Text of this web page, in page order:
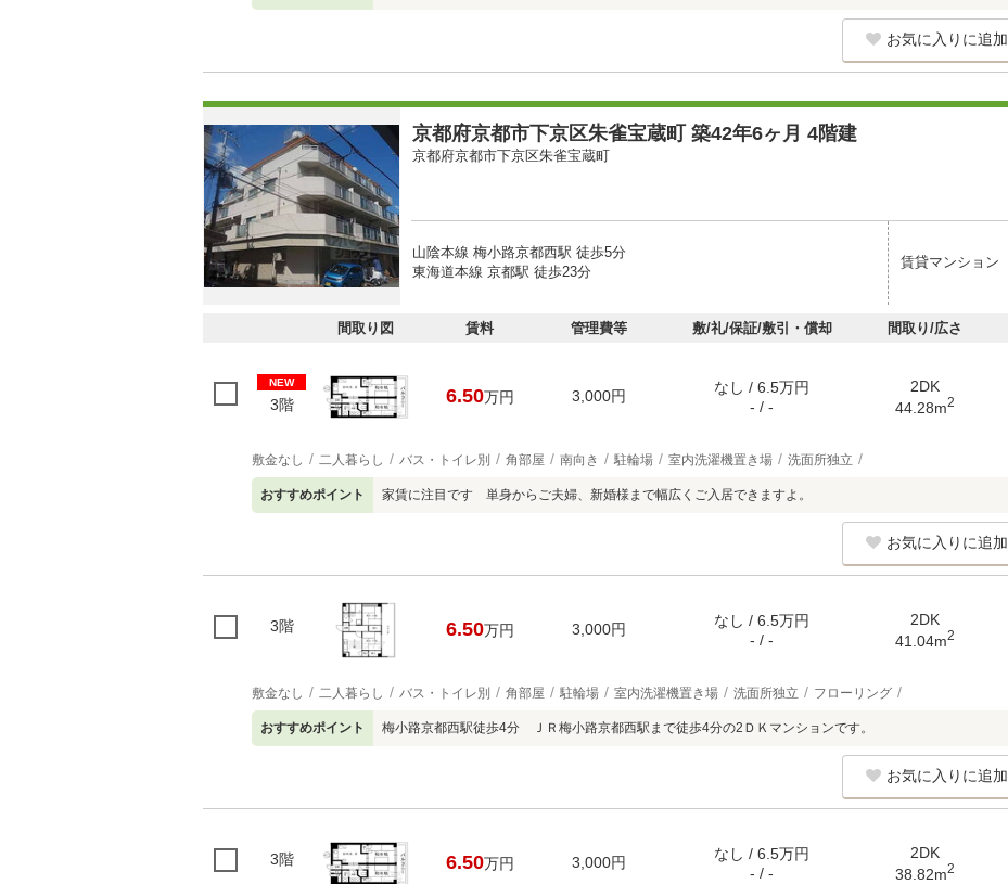
お気に入りに追加
京都府京都市下京区朱雀宝蔵町 築42年6ヶ月 4階建
京都府京都市下京区朱雀宝蔵町
山陰本線 梅小路京都西駅 徒歩5分
東海道本線 京都駅 徒歩23分
賃貸マンション
間取り図 賃料 管理費等 敷/礼/保証/敷引・償却 間取り/広さ
NEW
3階 6.50万円 3,000円
なし / 6.5万円
- / -
2DK
44.28m2
敷金なし 二人暮らし バス・トイレ別 角部屋 南向き 駐輪場 室内洗濯機置き場 洗面所独立
おすすめポイント 家賃に注目です 単身からご夫婦、新婚様まで幅広くご入居できますよ。
お気に入りに追加
3階 6.50万円 3,000円
なし / 6.5万円
- / -
2DK
41.04m2
敷金なし 二人暮らし バス・トイレ別 角部屋 駐輪場 室内洗濯機置き場 洗面所独立 フローリング
おすすめポイント 梅小路京都西駅徒歩4分 ＪＲ梅小路京都西駅まで徒歩4分の2ＤＫマンションです。
お気に入りに追加
3階 6.50万円 3,000円
なし / 6.5万円
- / -
2DK
38.82m2